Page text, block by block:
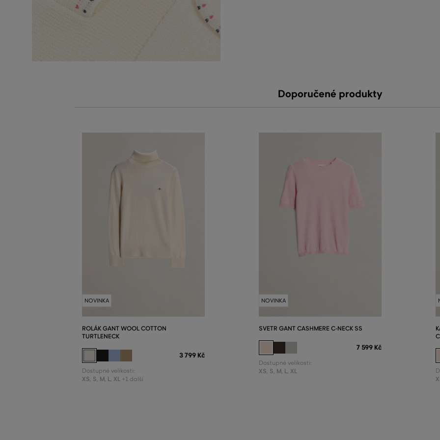
Doporučené produkty
NOVINKA
ROLÁK GANT WOOL COTTON
TURTLENECK
3 799 Kč
Dostupné velikosti:
XS S M L XL +1 další
NOVINKA
SVETR GANT CASHMERE C-NECK SS
7 599 Kč
Dostupné velikosti:
XS S M L XL